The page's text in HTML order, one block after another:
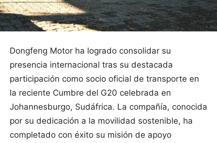
Dongfeng Motor ha logrado consolidar su
presencia internacional tras su destacada
participación como socio oficial de transporte en
la reciente Cumbre del G20 celebrada en
Johannesburgo, Sudáfrica. La compañía, conocida
por su dedicación a la movilidad sostenible, ha
completado con éxito su misión de apoyo